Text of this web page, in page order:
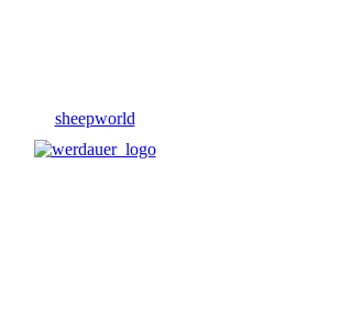
sheepworld